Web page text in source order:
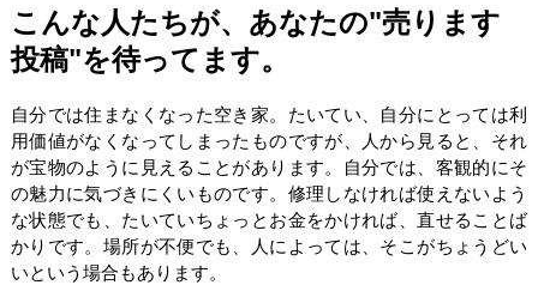
こんな人たちが、あなたの"売ります
投稿"を待ってます。
自分では住まなくなった空き家。たいてい、自分にとっては利
用価値がなくなってしまったものですが、人から見ると、それ
が宝物のように見えることがあります。自分では、客観的にそ
の魅力に気づきにくいものです。修理しなければ使えないよう
な状態でも、たいていちょっとお金をかければ、直せることば
かりです。場所が不便でも、人によっては、そこがちょうどい
いという場合もあります。